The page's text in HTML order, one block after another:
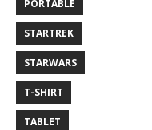
PORTABLE
STARTREK
STARWARS
T-SHIRT
TABLET